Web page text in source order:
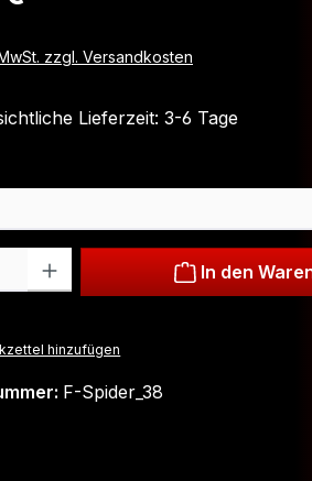
zzgl. Versandkosten
Lieferzeit: 3-6 Tage
Gib den gewünschten Wert ein
In den
hinzufügen
F-Spider_38